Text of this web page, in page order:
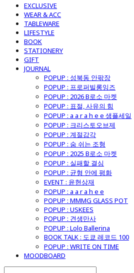
EXCLUSIVE
WEAR & ACC
TABLEWARE
LIFESTYLE
BOOK
STATIONERY
GIFT
JOURNAL
POPUP : 성북동 안팎장
POPUP : 프로퍼빌롱잉즈
POPUP : 2026 B로소 마켓
POPUP : 표절, 사유의 힘
POPUP : a a r a h e e 샘플세일
POPUP : 크리스토오브제
POPUP : 계절감각
POPUP : 숨 쉬는 조형
POPUP : 2025 B로소 마켓
POPUP : 실패할 결심
POPUP : 균형 안에 평화
EVENT : 윤현상재
POPUP : a a r a h e e
POPUP : MMMG GLASS POT
POPUP : USKEES
POPUP : 견생만사
POPUP : Lolo Ballerina
BOOK TALK : 도쿄 레코드 100
POPUP : WRITE ON TIME
MOODBOARD